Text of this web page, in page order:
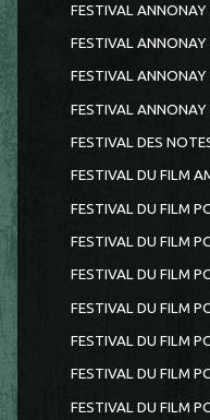
FESTIVAL ANNONAY
FESTIVAL
FESTIVAL
FESTIVAL
FESTIVAL DES
FESTIVAL DU FILM
FESTIVAL DU FILM
FESTIVAL DU FILM
FESTIVAL DU FILM
FESTIVAL DU FILM
FESTIVAL DU FILM
FESTIVAL DU FILM
FESTIVAL DU FILM